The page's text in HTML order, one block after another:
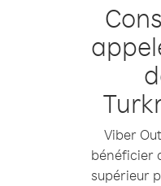
Viber
bénéficier
supérieur